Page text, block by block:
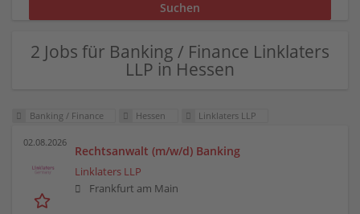
2 Jobs für Banking / Finance Linklaters
LLP in Hessen
Banking / Finance Hessen Linklaters LLP
02.08.2026
Rechtsanwalt (m/w/d) Banking
Linklaters LLP
Frankfurt am Main